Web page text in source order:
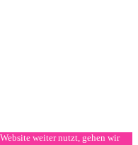
weiter nutzt, gehen wir